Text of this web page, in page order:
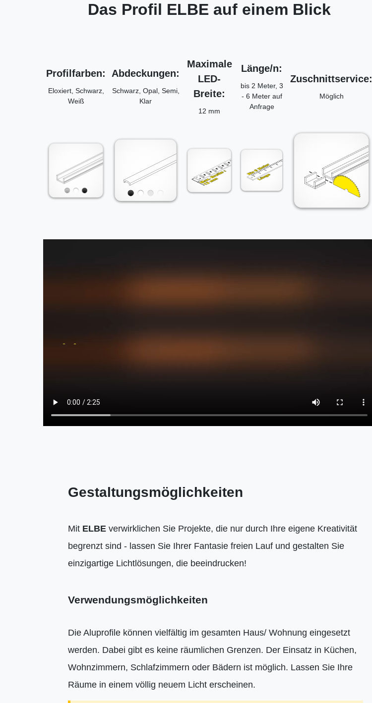
Das Profil ELBE auf einem Blick
Profilfarben:
Eloxiert, Schwarz,
Weiß
Abdeckungen:
Schwarz, Opal, Semi,
Klar
Maximale
LED-
Breite:
12 mm
Länge/n:
bis 2 Meter, 3
- 6 Meter auf
Anfrage
Zuschnittservice:
Möglich
Gestaltungsmöglichkeiten
Mit ELBE verwirklichen Sie Projekte, die nur durch Ihre eigene Kreativität
begrenzt sind - lassen Sie Ihrer Fantasie freien Lauf und gestalten Sie
einzigartige Lichtlösungen, die beeindrucken!
Verwendungsmöglichkeiten
Die Aluprofile können vielfältig im gesamten Haus/ Wohnung eingesetzt
werden. Dabei gibt es keine räumlichen Grenzen. Der Einsatz in Küchen,
Wohnzimmern, Schlafzimmern oder Bädern ist möglich. Lassen Sie Ihre
Räume in einem völlig neuem Licht erscheinen.